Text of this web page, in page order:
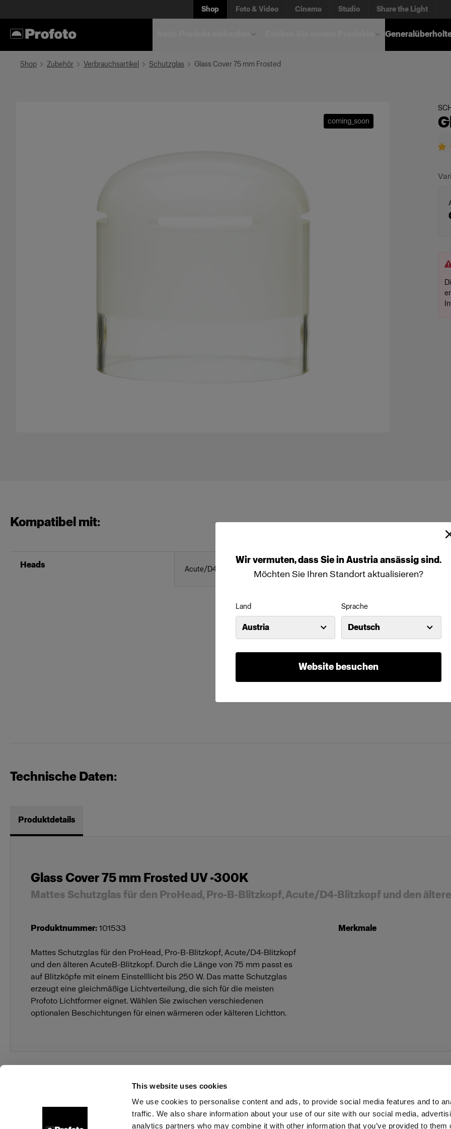
This website uses cookies
We use cookies to personalise content and ads, to provide social media features and to
traffic. We also share information about your use of our site with our social media,
analytics partners who may combine it with other information that you’ve provided to them
Wirvermuten,dass SieinAustria ansässigsind.
Möchten Sie Ihren Standort aktualisieren?
Land
Austria
Sprache
Deutsch
Website besuchen
Shop Foto & Video Cinema Studio Share the Light
Shop Zubehör Verbrauchsartikel Schutzglas Glass Cover 75 mm Frosted
coming_soon
Kompatibel mit:
Heads Acute/D4 Head
Technische Daten:
Produktdetails
Glass Cover 75 mm Frosted UV -300K
Mattes Schutzglas für den ProHead, Pro-B-Blitzkopf, Acute/D4-Blitzkopf und den
Produktnummer: 101533
Mattes Schutzglas für den ProHead, Pro-B-Blitzkopf, Acute/D4-Blitzkopf
und den älteren AcuteB-Blitzkopf. Durch die Länge von 75 mm passt es
auf Blitzköpfe mit einem Einstelllicht bis 250 W. Das matte Schutzglas
erzeugt eine gleichmäßige Lichtverteilung, die sich für die meisten
Profoto Lichtformer eignet. Wählen Sie zwischen verschiedenen
optionalen Beschichtungen für einen wärmeren oder kälteren Lichtton.
Merkmale
Über uns Kontakt Support Karriere Presse Investoren Share the Light Withdrawal your order